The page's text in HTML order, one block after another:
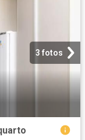
3 fotos